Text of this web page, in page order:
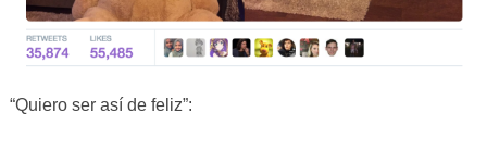
“Quiero ser así de feliz”: